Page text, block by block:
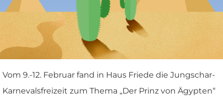
Vom 9.-12. Februar fand in Haus Friede die Jungschar-
Karnevalsfreizeit zum Thema „Der Prinz von Ägypten“